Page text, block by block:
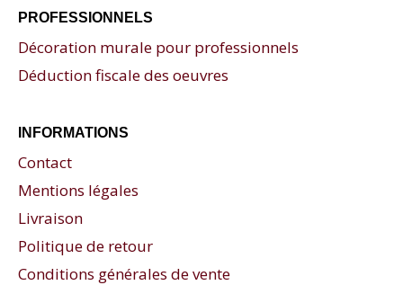
PROFESSIONNELS
Décoration murale pour professionnels
Déduction fiscale des oeuvres
INFORMATIONS
Contact
Mentions légales
Livraison
Politique de retour
Conditions générales de vente